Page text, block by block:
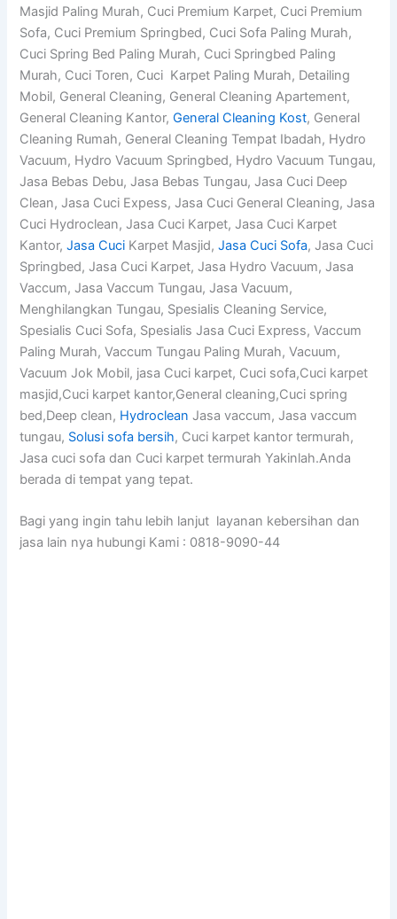
Masjid Paling Murah, Cuci Premium Karpet, Cuci Premium
Sofa, Cuci Premium Springbed, Cuci Sofa Paling Murah,
Cuci Spring Bed Paling Murah, Cuci Springbed Paling
Murah, Cuci Toren, Cuci Karpet Paling Murah, Detailing
Mobil, General Cleaning, General Cleaning Apartement,
General Cleaning Kantor,General Cleaning Kost, General
Cleaning Rumah, General Cleaning Tempat Ibadah, Hydro
Vacuum, Hydro Vacuum Springbed, Hydro Vacuum Tungau,
Jasa Bebas Debu, Jasa Bebas Tungau, Jasa Cuci Deep
Clean, Jasa Cuci Expess, Jasa Cuci General Cleaning, Jasa
Cuci Hydroclean, Jasa Cuci Karpet, Jasa Cuci Karpet
Kantor,Jasa Cuci Karpet Masjid,Jasa Cuci Sofa, Jasa Cuci
Springbed, Jasa Cuci Karpet, Jasa Hydro Vacuum, Jasa
Vaccum, Jasa Vaccum Tungau, Jasa Vacuum,
Menghilangkan Tungau, Spesialis Cleaning Service,
Spesialis Cuci Sofa, Spesialis Jasa Cuci Express, Vaccum
Paling Murah, Vaccum Tungau Paling Murah, Vacuum,
Vacuum Jok Mobil, jasa Cuci karpet, Cuci sofa,Cuci karpet
masjid,Cuci karpet kantor,General cleaning,Cuci spring
bed,Deep clean, Hydroclean Jasa vaccum, Jasa vaccum
tungau, Solusi sofa bersih, Cuci karpet kantor termurah,
Jasa cuci sofa dan Cuci karpet termurah Yakinlah.Anda
berada di tempat yang tepat.
Bagi yang ingin tahu lebih lanjut layanan kebersihan dan
jasa lain nya hubungi Kami : 0818-9090-44